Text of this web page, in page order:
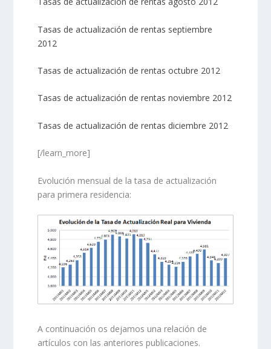
Tasas de actualización de rentas septiembre
2012
Tasas de actualización de rentas octubre 2012
Tasas de actualización de rentas noviembre 2012
Tasas de actualización de rentas diciembre 2012
[/learn_more]
Evolución mensual de la tasa de actualización
para primera residencia:
A continuación os dejamos una relación de
artículos con las anteriores publicaciones.